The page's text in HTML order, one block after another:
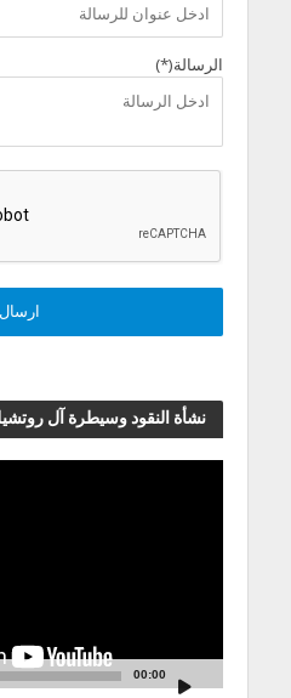
الرسالة(*)
نشأة النقود وسيطرة آل
00:00